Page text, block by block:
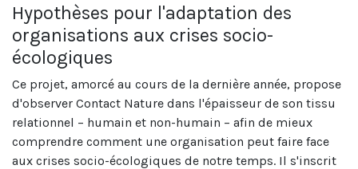
Hypothèses pour l'adaptation des
organisations aux crises socio-
écologiques
Ce projet, amorcé au cours de la dernière année, propose
d'observer Contact Nature dans l'épaisseur de son tissu
relationnel – humain et non-humain – afin de mieux
comprendre comment une organisation peut faire face
aux crises socio-écologiques de notre temps. Il s'inscrit